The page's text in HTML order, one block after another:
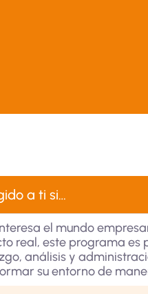
a ti si…
el mundo
real, este programa es
análisis y
su entorno de